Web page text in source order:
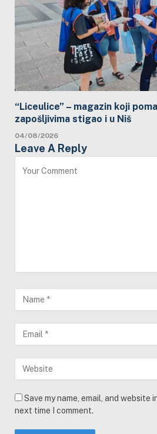
“Liceulice” – magazin koji
zapošljivima stigao i u Niš
04/08/2026
Leave A Reply
Save my name, email, and website
next time I comment.